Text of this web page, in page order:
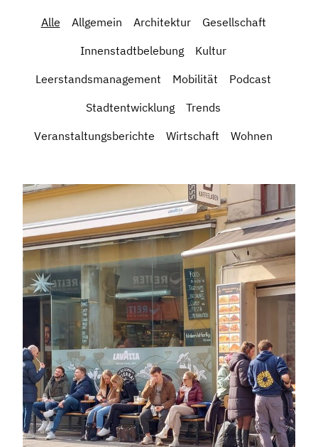
Alle Allgemein Architektur
Gesellschaft
Innenstadtbelebung
Kultur
Leerstandsmanagement
Mobilität
Podcast
Stadtentwicklung
Trends
Veranstaltungsberichte
Wirtschaft Wohnen